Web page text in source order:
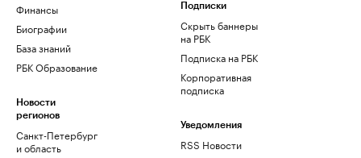
Финансы
Биографии
База знаний
РБК Образование
Новости
регионов
Санкт-Петербург
и область
Подписки
Скрыть баннеры
на РБК
Подписка на РБК
Корпоративная
подписка
Уведомления
RSS Новости